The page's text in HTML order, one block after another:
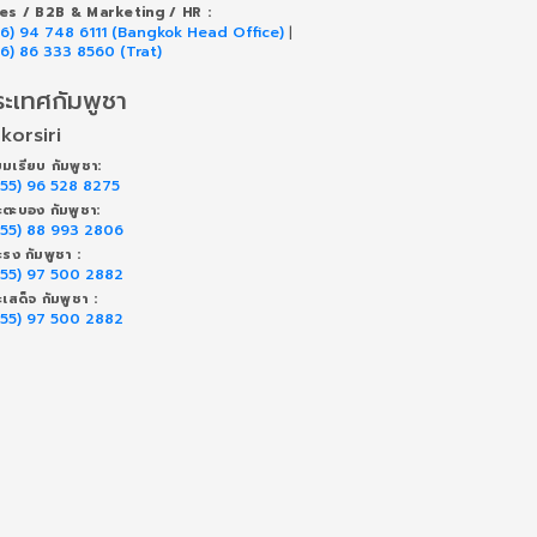
/ B2B & Marketing / HR :
94 748 6111 (Bangkok Head Office) |
86 333 8560 (Trat)
เทศกัมพูชา
มเรียบ กัมพูชา:
96 528 8275
ะบอง กัมพูชา:
88 993 2806
รง กัมพูชา :
97 500 2882
เสด็จ กัมพูชา :
97 500 2882